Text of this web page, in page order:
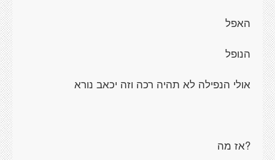
האפל
הנופל
אולי הנפילה לא תהיה רכה וזה יכאב נורא
?אז מה